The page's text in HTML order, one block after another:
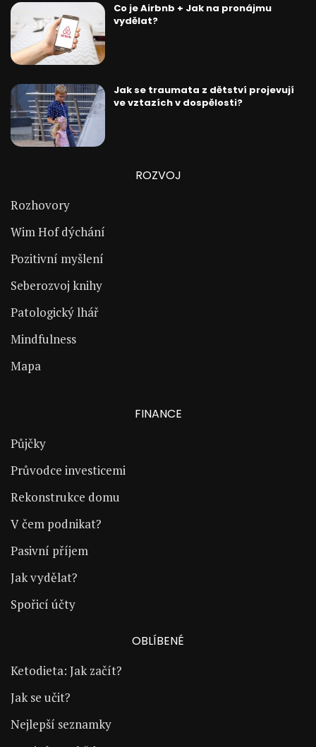
Co je Airbnb + Jak na pronájmu
vydělat?
Jak se traumata z dětství projevují
ve vztazích v dospělosti?
ROZVOJ
Rozhovory
Wim Hof dýchání
Pozitivní myšlení
Seberozvoj knihy
Patologický lhář
Mindfulness
Mapa
FINANCE
Půjčky
Průvodce investicemi
Rekonstrukce domu
V čem podnikat?
Pasivní příjem
Jak vydělat?
Spořicí účty
OBLÍBENÉ
Ketodieta: Jak začít?
Jak se učit?
Nejlepší seznamky